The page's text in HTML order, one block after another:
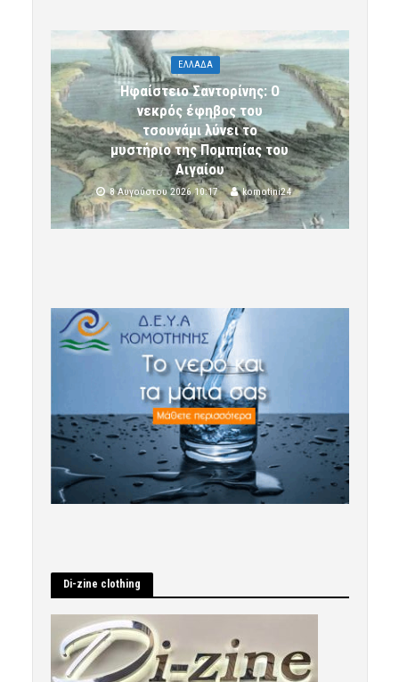
ΕΛΛΑΔΑ
Ηφαίστειο Σαντορίνης: Ο
νεκρός έφηβος του
τσουνάμι λύνει το
μυστήριο της Πομπηίας του
Αιγαίου
8 Αυγούστου 2026 10:17 komotini24
Di-zine clothing